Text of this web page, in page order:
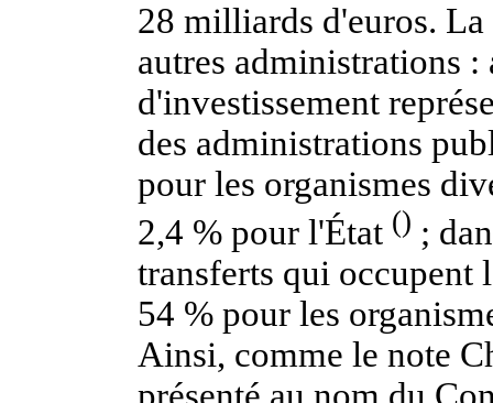
28 milliards d'euros. La
autres administrations :
d'investissement
des administrations
pour les organismes
2,4 % pour l'État () ;
transferts qui occupent
54 % pour les
Ainsi, comme le note